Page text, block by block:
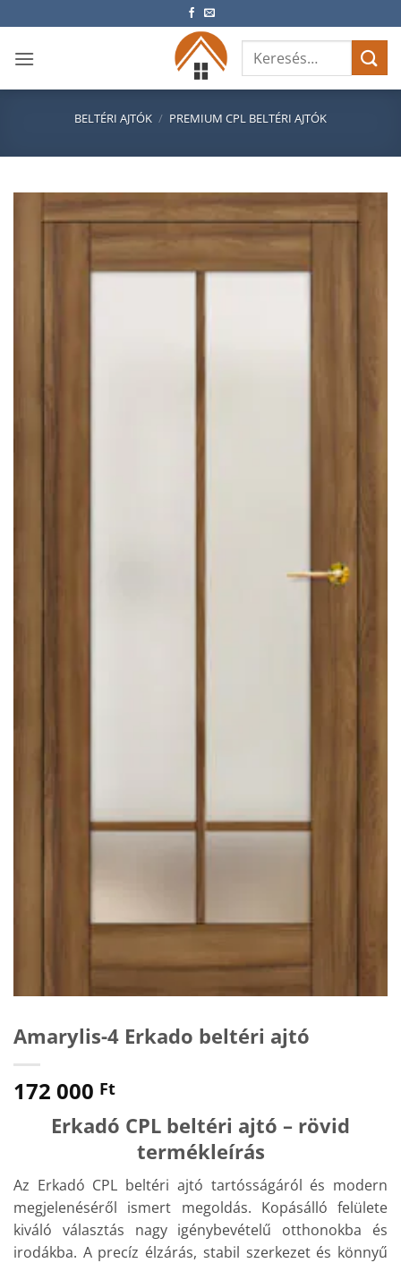
to
content
Keresés
következőre:
BELTÉRI AJTÓK / PREMIUM CPL BELTÉRI AJTÓK
Amarylis-4 Erkado beltéri ajtó
172 000 Ft
Erkadó CPL beltéri ajtó – rövid
termékleírás
Az Erkadó CPL beltéri ajtó tartósságáról és modern
megjelenéséről ismert megoldás. Kopásálló felülete
kiváló választás nagy igénybevételű otthonokba és
irodákba. A precíz élzárás, stabil szerkezet és könnyű